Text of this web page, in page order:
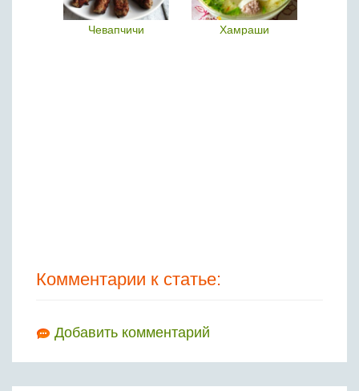
Чевапчичи Хамраши
Комментарии к статье:
Добавить комментарий